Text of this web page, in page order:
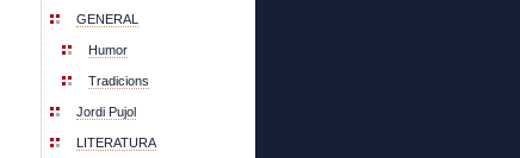
GENERAL
Humor
Tradicions
Jordi Pujol
LITERATURA